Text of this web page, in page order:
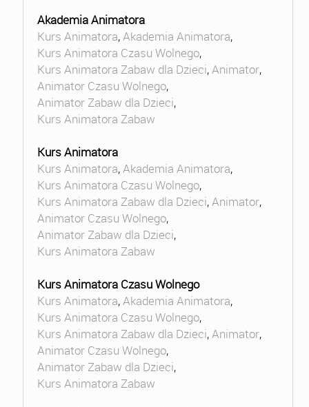
Akademia Animatora
Kurs Animatora,Akademia Animatora,
Kurs Animatora Czasu Wolnego,
Kurs Animatora Zabaw dla Dzieci,Animator,
Animator Czasu Wolnego,
Animator Zabaw dla Dzieci,
Kurs Animatora Zabaw
Kurs Animatora
Kurs Animatora,Akademia Animatora,
Kurs Animatora Czasu Wolnego,
Kurs Animatora Zabaw dla Dzieci,Animator,
Animator Czasu Wolnego,
Animator Zabaw dla Dzieci,
Kurs Animatora Zabaw
Kurs Animatora Czasu Wolnego
Kurs Animatora,Akademia Animatora,
Kurs Animatora Czasu Wolnego,
Kurs Animatora Zabaw dla Dzieci,Animator,
Animator Czasu Wolnego,
Animator Zabaw dla Dzieci,
Kurs Animatora Zabaw